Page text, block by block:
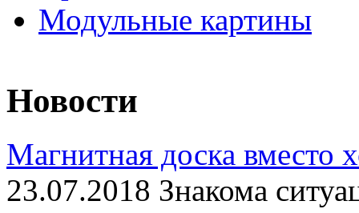
Модульные картины
Новости
Магнитная доска вместо
23.07.2018 Знакома